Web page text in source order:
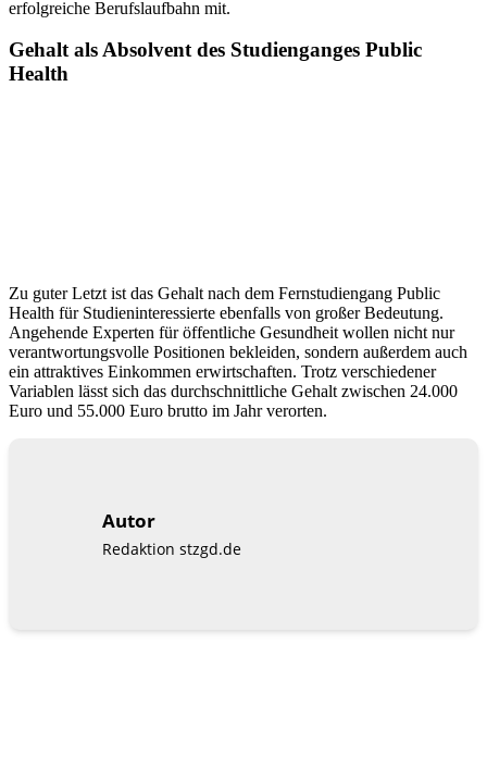
erfolgreiche Berufslaufbahn mit.
Gehalt als Absolvent des Studienganges Public
Health
Zu guter Letzt ist das Gehalt nach dem Fernstudiengang Public
Health für Studieninteressierte ebenfalls von großer Bedeutung.
Angehende Experten für öffentliche Gesundheit wollen nicht nur
verantwortungsvolle Positionen bekleiden, sondern außerdem auch
ein attraktives Einkommen erwirtschaften. Trotz verschiedener
Variablen lässt sich das durchschnittliche Gehalt zwischen 24.000
Euro und 55.000 Euro brutto im Jahr verorten.
Autor
Redaktion stzgd.de